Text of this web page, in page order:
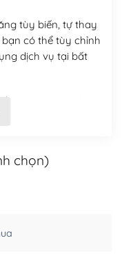
tùy biến, tự thay
có thể tùy chỉnh
dịch vụ tại bất
và hosting để
chọn)